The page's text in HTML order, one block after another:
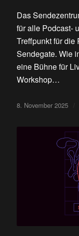
Das
für alle Podcast-
Treffpunkt für die
Sendegate. Wie
eine Bühne für
Workshop…
8. November 2025